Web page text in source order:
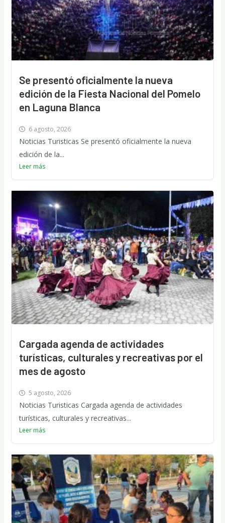
Se presentó oficialmente la nueva
edición de la Fiesta Nacional del Pomelo
en Laguna Blanca
6 agosto, 2026
Noticias Turisticas Se presentó oficialmente la nueva
edición de la...
Leer más
Cargada agenda de actividades
turísticas, culturales y recreativas por el
mes de agosto
5 agosto, 2026
Noticias Turisticas Cargada agenda de actividades
turísticas, culturales y recreativas...
Leer más